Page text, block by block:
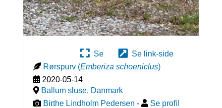
Se
Se link-side
Rørspurv (Emberiza schoeniclus)
2020-05-14
Ballum sluse, Danmark
Birthe Lindholm Pedersen - Se profil